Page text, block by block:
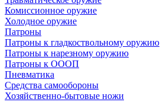
Комиссионное оружие
Холодное оружие
Патроны
Патроны к гладкоствольному оружию
Патроны к нарезному оружию
Патроны к ОООП
Пневматика
Средства самообороны
Хозяйственно-бытовые ножи